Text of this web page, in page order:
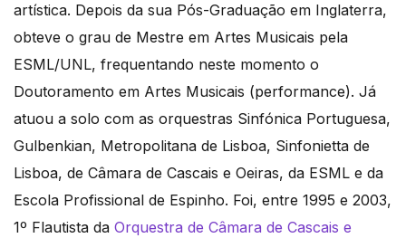
artística. Depois da sua Pós-Graduação em Inglaterra,
obteve o grau de Mestre em Artes Musicais pela
ESML/UNL, frequentando neste momento o
Doutoramento em Artes Musicais (performance). Já
atuou a solo com as orquestras Sinfónica Portuguesa,
Gulbenkian, Metropolitana de Lisboa, Sinfonietta de
Lisboa, de Câmara de Cascais e Oeiras, da ESML e da
Escola Profissional de Espinho. Foi, entre 1995 e 2003,
1º Flautista da Orquestra de Câmara de Cascais e